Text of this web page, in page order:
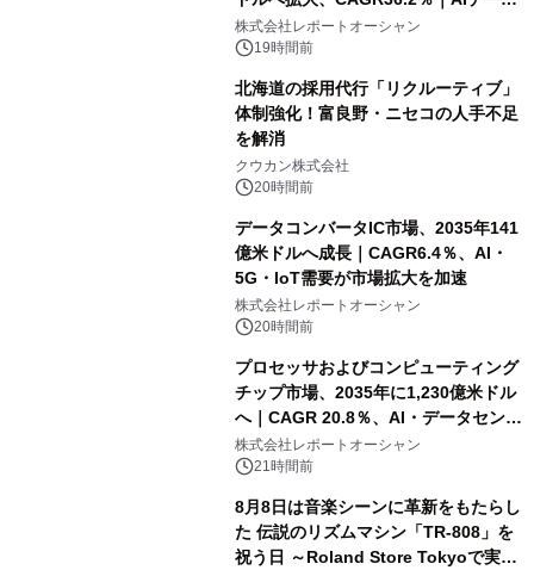
センター・高速光通信需要が成長を加
速
株式会社レポートオーシャン
19時間前
北海道の採用代行「リクルーティブ」
体制強化！富良野・ニセコの人手不足
を解消
クウカン株式会社
20時間前
データコンバータIC市場、2035年141
億米ドルへ成長｜CAGR6.4％、AI・
5G・IoT需要が市場拡大を加速
株式会社レポートオーシャン
20時間前
プロセッサおよびコンピューティング
チップ市場、2035年に1,230億米ドル
へ｜CAGR 20.8％、AI・データセンタ
ー需要が成長を牽引
株式会社レポートオーシャン
21時間前
8月8日は音楽シーンに革新をもたらし
た 伝説のリズムマシン「TR-808」を
祝う日 ～Roland Store Tokyoで実機